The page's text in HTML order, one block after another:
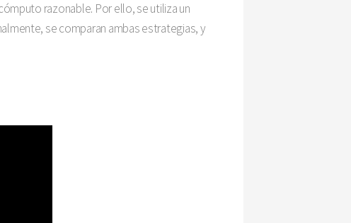
razonable. Por ello, se utiliza un
se comparan ambas estrategias, y